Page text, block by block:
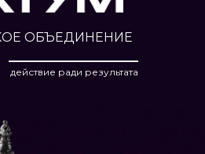
ОБЪЕДИНЕНИЕ
действие ради результата